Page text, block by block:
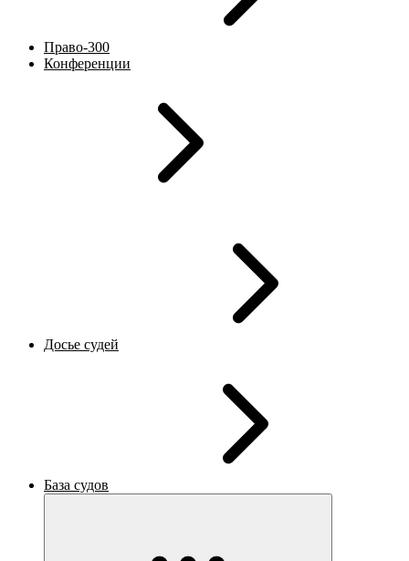
Право-300
Конференции
Досье судей
База судов